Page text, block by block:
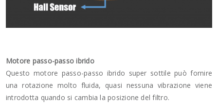
Motore passo-passo ibrido
Questo motore passo-passo ibrido super sottile può fornire
una rotazione molto fluida, quasi nessuna vibrazione viene
introdotta quando si cambia la posizione del filtro.